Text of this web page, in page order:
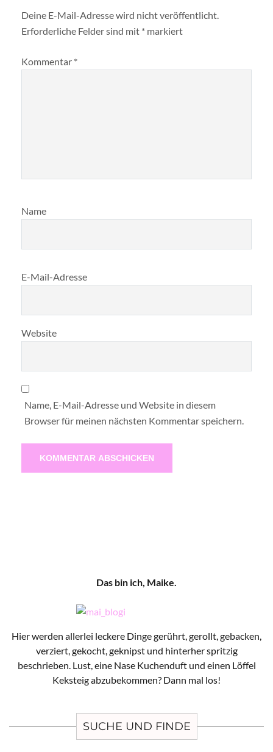
Deine E-Mail-Adresse wird nicht veröffentlicht.
Erforderliche Felder sind mit * markiert
Kommentar *
Name
E-Mail-Adresse
Website
Name, E-Mail-Adresse und Website in diesem
Browser für meinen nächsten Kommentar speichern.
Das bin ich, Maike.
Hier werden allerlei leckere Dinge gerührt, gerollt, gebacken,
verziert, gekocht, geknipst und hinterher spritzig
beschrieben. Lust, eine Nase Kuchenduft und einen Löffel
Keksteig abzubekommen? Dann mal los!
SUCHE UND FINDE